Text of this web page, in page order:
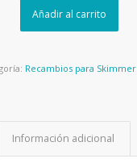
Añadir al carrito
Recambios para Skimmer
Información adicional